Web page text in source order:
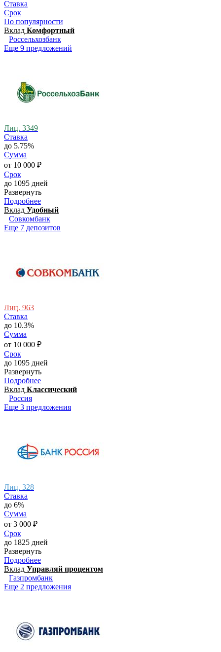
Ставка
Срок
По популярности
Вклад Комфортный
Россельхозбанк
Еще 9 предложений
Лиц. 3349
Ставка
до 5.75%
Сумма
от 10 000 ₽
Срок
до 1095 дней
Развернуть
Подробнее
Вклад Удобный
Совкомбанк
Еще 7 депозитов
Лиц. 963
Ставка
до 10.3%
Сумма
от 10 000 ₽
Срок
до 1095 дней
Развернуть
Подробнее
Вклад Классический
Россия
Еще 3 предложения
Лиц. 328
Ставка
до 6%
Сумма
от 3 000 ₽
Срок
до 1825 дней
Развернуть
Подробнее
Вклад Управляй процентом
Газпромбанк
Еще 2 предложения